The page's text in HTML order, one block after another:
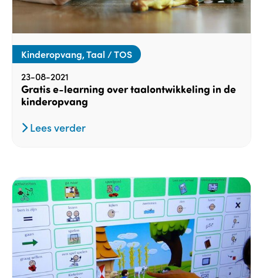
Kinderopvang, Taal / TOS
23-08-2021
Gratis e-learning over taalontwikkeling in de
kinderopvang
Lees verder